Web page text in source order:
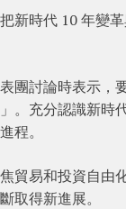
新時代 10 年變
團討論時表示，
。充分認識新時
程。
貿易和投資自由
取得新進展。